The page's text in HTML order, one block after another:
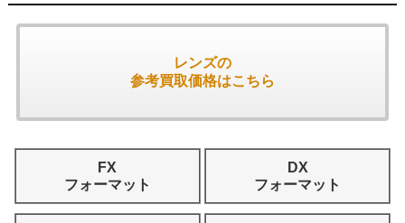
レンズの
参考買取価格はこちら
FX
フォーマット
DX
フォーマット